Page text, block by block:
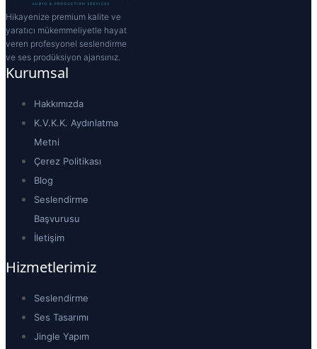
Hikayenize premium kalite ve
yaratıcı mükemmeliyetle hayat
veren profesyonel seslendirme
ve ses prodüksiyon ajansınız.
Kurumsal
Hakkımızda
K.V.K.K. Aydınlatma
Metni
Çerez Politikası
Blog
Seslendirme
Başvurusu
İletişim
Hizmetlerimiz
Seslendirme
Ses Tasarımı
Jingle Yapım